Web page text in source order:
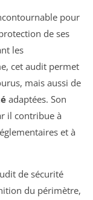
pour
de ses
les
cet audit permet
mais aussi de
adaptées. Son
il contribue à
et à
de sécurité
du périmètre,